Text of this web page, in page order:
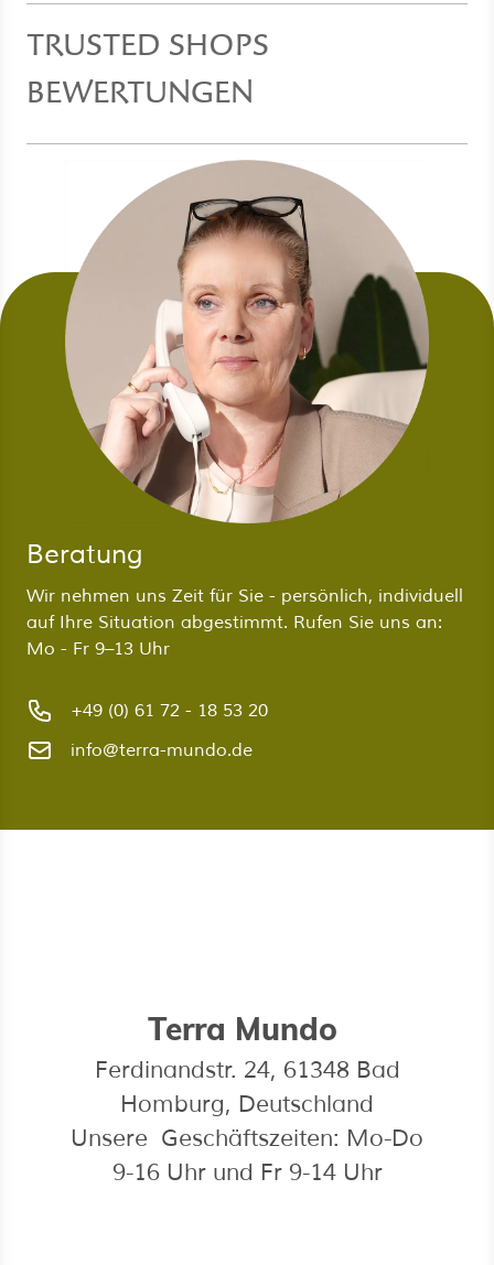
TRUSTED SHOPS
BEWERTUNGEN
Beratung
Wir nehmen uns Zeit für Sie - persönlich, individuell
auf Ihre Situation abgestimmt. Rufen Sie uns an:
Mo - Fr 9–13 Uhr
+49 (0) 61 72 - 18 53 20
info@terra-mundo.de
Terra Mundo
Ferdinandstr. 24, 61348 Bad
Homburg, Deutschland
Unsere Geschäftszeiten: Mo-Do
9-16 Uhr und Fr 9-14 Uhr